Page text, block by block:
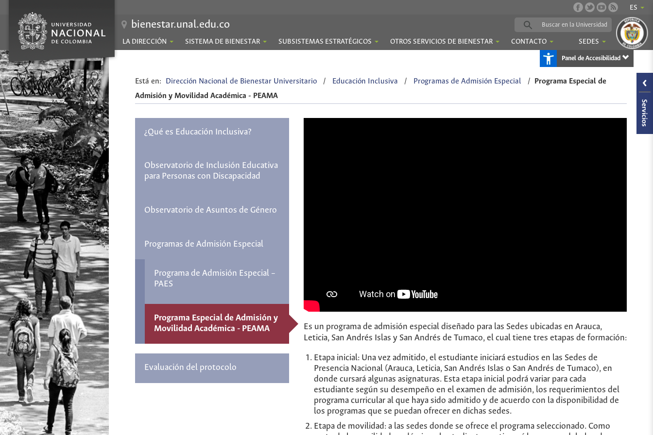
ES
bienestar.unal.edu.co
LA DIRECCIÓN SISTEMA DE BIENESTAR SUBSISTEMAS ESTRATÉGICOS OTROS SERVICIOS DE BIENESTAR CONTACTO SEDES
Panel de Accesibilidad
Está en: Dirección Nacional de Bienestar Universitario / Educación Inclusiva / Programas de Admisión Especial /
Programa Especial de
Admisión y Movilidad Académica - PEAMA
¿Qué es Educación Inclusiva?
Observatorio de Inclusión Educativa
para Personas con Discapacidad
Observatorio de Asuntos de Género
Programas de Admisión Especial
Programa de Admisión Especial –
PAES
Programa Especial de Admisión y
Movilidad Académica - PEAMA
Evaluación del protocolo
Es un programa de admisión especial diseñado para las Sedes ubicadas en Arauca,
Leticia, San Andrés Islas y San Andrés de Tumaco, el cual tiene tres etapas de formación:
Etapa inicial: Una vez admitido, el estudiante iniciará estudios en las Sedes de
Presencia Nacional (Arauca, Leticia, San Andrés Islas o San Andrés de Tumaco), en
donde cursará algunas asignaturas. Esta etapa inicial podrá variar para cada
estudiante según su desempeño en el examen de admisión, los requerimientos del
programa curricular al que haya sido admitido y de acuerdo con la disponibilidad de
los programas que se puedan ofrecer en dichas sedes.
Etapa de movilidad: a las sedes donde se ofrece el programa seleccionado. Como